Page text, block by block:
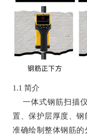
1.1 简介
一体式钢筋扫描
置、保护层厚度、
准确绘制整体钢筋的